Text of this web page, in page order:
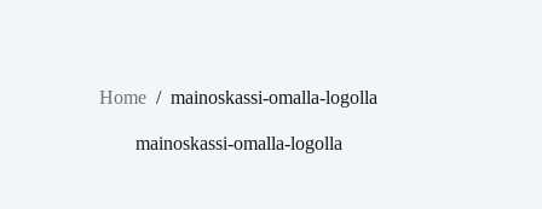
Home / mainoskassi-omalla-logolla
mainoskassi-omalla-logolla